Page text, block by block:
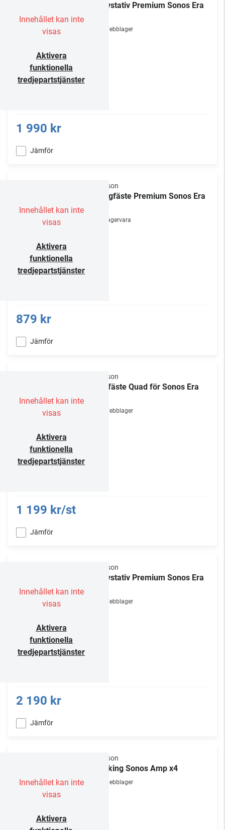
Innehållet kan inte
visas
Aktivera
funktionella
tredjepartstjänster
Golvstativ Premium Sonos Era
Webblager
1 990 kr
Jämför
Innehållet kan inte
visas
Aktivera
funktionella
tredjepartstjänster
Flexson
Väggfäste Premium Sonos Era
Lagervara
879 kr
Jämför
Innehållet kan inte
visas
Aktivera
funktionella
tredjepartstjänster
Flexson
Takfäste Quad för Sonos Era
Webblager
1 199 kr/st
Jämför
Innehållet kan inte
visas
Aktivera
funktionella
tredjepartstjänster
Flexson
Golvstativ Premium Sonos Era
Webblager
2 190 kr
Jämför
Innehållet kan inte
visas
Aktivera
Flexson
Docking Sonos Amp x4
Webblager